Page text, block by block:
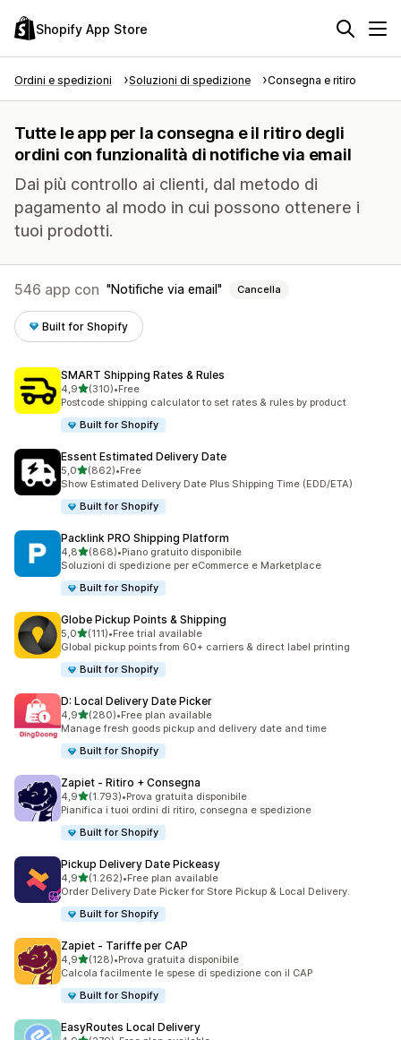
Shopify App Store
Ordini e spedizioni Soluzioni di spedizione Consegna e ritiro
Tutte le app per la consegna e il ritiro degli
ordini con funzionalità di notifiche via email
Dai più controllo ai clienti, dal metodo di
pagamento al modo in cui possono ottenere i
tuoi prodotti.
546 app con Notifiche via email Cancella
Built for Shopify
SMART Shipping Rates & Rules
4,9stelle su 5
(310)
310 recensioni totali
•Free
Postcode shipping calculator to set rates & rules by product
Built for Shopify
Essent Estimated Delivery Date
5,0stelle su 5
(862)
862 recensioni totali
•Free
Show Estimated Delivery Date Plus Shipping Time (EDD/ETA)
Built for Shopify
Packlink PRO Shipping Platform
4,8stelle su 5
(868)
868 recensioni totali
•Piano gratuito disponibile
Soluzioni di spedizione per eCommerce e Marketplace
Built for Shopify
Globe Pickup Points & Shipping
5,0stelle su 5
(111)
111 recensioni totali
•Free trial available
Global pickup points from 60+ carriers & direct label printing
Built for Shopify
D: Local Delivery Date Picker
4,9stelle su 5
(280)
280 recensioni totali
•Free plan available
Manage fresh goods pickup and delivery date and time
Built for Shopify
Zapiet ‑ Ritiro + Consegna
4,9stelle su 5
(1.793)
1793 recensioni totali
•Prova gratuita disponibile
Pianifica i tuoi ordini di ritiro, consegna e spedizione
Built for Shopify
Pickup Delivery Date Pickeasy
4,9stelle su 5
(1.262)
1262 recensioni totali
•Free plan available
Order Delivery Date Picker for Store Pickup & Local Delivery.
Built for Shopify
Zapiet ‑ Tariffe per CAP
4,9stelle su 5
(128)
128 recensioni totali
•Prova gratuita disponibile
Calcola facilmente le spese di spedizione con il CAP
Built for Shopify
EasyRoutes Local Delivery